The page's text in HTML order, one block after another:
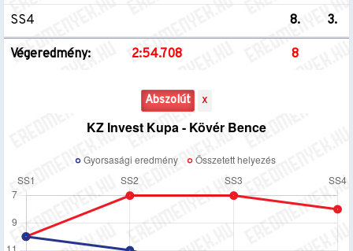
SS4 8. 3.
Végeredmény: 2:54.708 8
Abszolút x